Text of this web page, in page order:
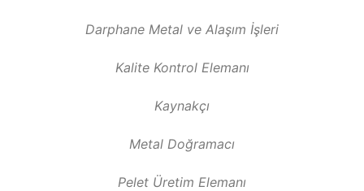
Darphane Metal ve Alaşım İşleri
Kalite Kontrol Elemanı
Kaynakçı
Metal Doğramacı
Pelet Üretim Elemanı